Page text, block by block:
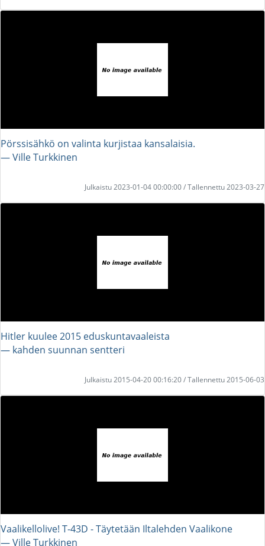
Pörssisähkö on valinta kurjistaa kansalaisia.
― Ville Turkkinen
Julkaistu 2023-01-04 00:00:00 / Tallennettu 2023-03-27
Hitler kuulee 2015 eduskuntavaaleista
― kahden suunnan sentteri
Julkaistu 2015-04-20 00:16:20 / Tallennettu 2015-06-03
Vaalikellolive! T-43D - Täytetään Iltalehden Vaalikone
― Ville Turkkinen